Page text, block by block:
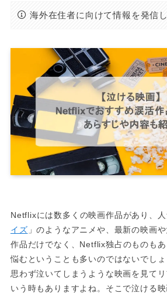
海外在住者に向けて情報を発信
Netflixには数多くの映画作品があり、
イズ 」のようなアニメや、最新の映画
作品だけでなく、Netflix独占のものも
悩むということも多いのではないでし
思わず泣いてしまうような映画を見て
いう時もありますよね。そこで泣ける